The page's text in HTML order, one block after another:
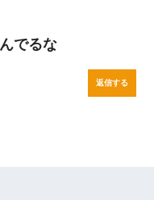
でるな
返信する